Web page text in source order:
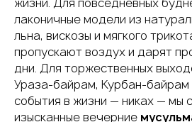
лаконичные модели из
льна, вискозы и мягкого
пропускают воздух и дарят
дни. Для торжественных
Ураза-байрам, Курбан-байрам
события в жизни — никах — мы
изысканные вечерние